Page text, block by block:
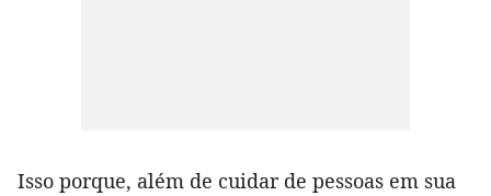
Isso porque, além de cuidar de pessoas em sua